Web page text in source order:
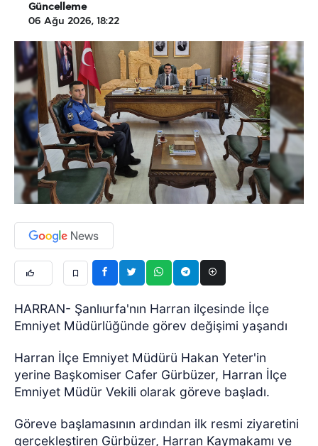
Güncelleme
06 Ağu 2026, 18:22
HARRAN- Şanlıurfa'nın Harran ilçesinde İlçe
Emniyet Müdürlüğünde görev değişimi yaşandı
Harran İlçe Emniyet Müdürü Hakan Yeter'in
yerine Başkomiser Cafer Gürbüzer, Harran İlçe
Emniyet Müdür Vekili olarak göreve başladı.
Göreve başlamasının ardından ilk resmi ziyaretini
gerçekleştiren Gürbüzer, Harran Kaymakamı ve